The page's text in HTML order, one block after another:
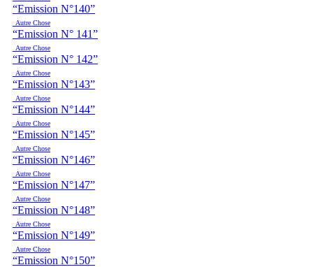
“Emission N°140”
Autre Chose
“Emission N° 141”
Autre Chose
“Emission N° 142”
Autre Chose
“Emission N°143”
Autre Chose
“Emission N°144”
Autre Chose
“Emission N°145”
Autre Chose
“Emission N°146”
Autre Chose
“Emission N°147”
Autre Chose
“Emission N°148”
Autre Chose
“Emission N°149”
Autre Chose
“Emission N°150”